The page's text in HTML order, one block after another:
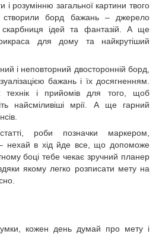
і розумінню загальної картини твого
борд бажань – джерело
ідей та фантазій. А ще
для дому та найкрутіший
і неповторний двосторонній борд,
бажань і їх досягненням.
технік і прийомів для того, щоб
найсміливіші мрії. А ще гарний
роби позначки маркером,
– нехай в хід йде все, що допоможе
боці тебе чекає зручний планер
якому легко розписати мету на
кожен день думай про мету і